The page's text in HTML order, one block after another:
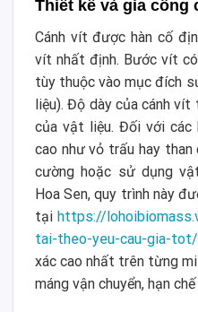
Thiết kế và gia công
Cánh vít được hàn cố
vít nhất định. Bước vít
tùy thuộc vào mục đích
liệu). Độ dày của cánh
của vật liệu. Đối với các
cao như vỏ trấu hay
cường hoặc sử dụng
Hoa Sen, quy trình này
tại https://
tai-theo-yeu-cau-gia-tot/
xác cao nhất trên từng
máng vận chuyển, hạn